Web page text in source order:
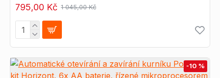
795,00 Kč 1 045,00 Kč
-10 %